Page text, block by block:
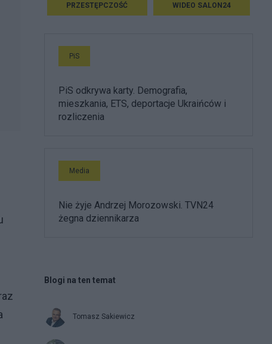
PRZESTĘPCZOŚĆ WIDEO SALON24
PiS
PiS odkrywa karty. Demografia,
mieszkania, ETS, deportacje Ukraińców i
rozliczenia
Media
Nie żyje Andrzej Morozowski. TVN24
żegna dziennikarza
Blogi na ten temat
Tomasz Sakiewicz